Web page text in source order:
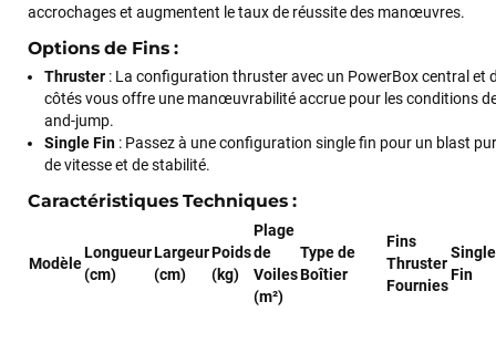
accrochages et augmentent le taux de réussite des manœuvres.
Options de Fins :
Thruster : La configuration thruster avec un PowerBox central et
côtés vous offre une manœuvrabilité accrue pour les conditions
and-jump.
Single Fin : Passez à une configuration single fin pour un blast
de vitesse et de stabilité.
Caractéristiques Techniques :
Modèle
Longueur
(cm)
Largeur
(cm)
Poids
(kg)
Plage
de
Voiles
(m²)
Type de
Boîtier
Fins
Thruster
Fournies
Single
Fin